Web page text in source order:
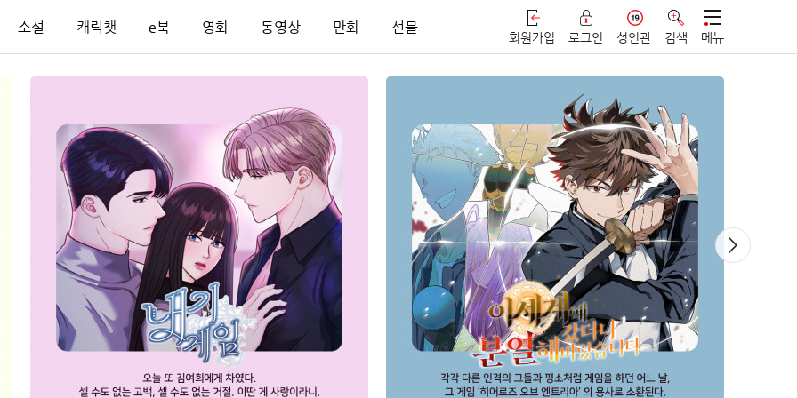
소설 캐릭챗 e북 영화 동영상 만화 선물
회원가입 로그인 성인관 검색 메뉴